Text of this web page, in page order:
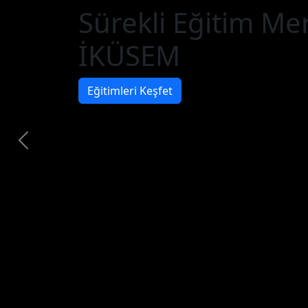
Sürekli Eğitim
İKÜSEM
Eğitimleri Keşfet